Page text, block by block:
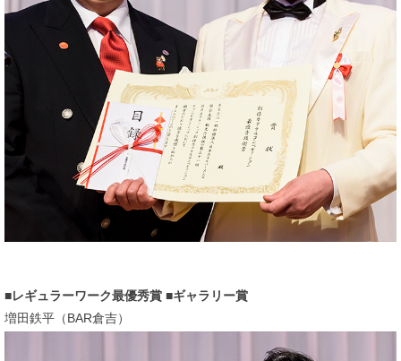
レギュラーワーク最優秀賞 ■ギャラリー賞
増田鉄平（BAR倉吉）